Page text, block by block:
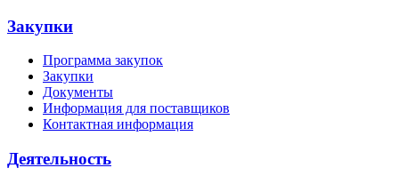
Закупки
Программа закупок
Закупки
Документы
Информация для поставщиков
Контактная информация
Деятельность